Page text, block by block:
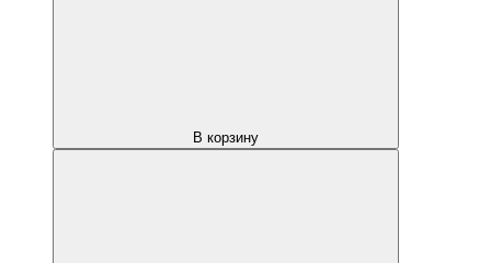
В корзину